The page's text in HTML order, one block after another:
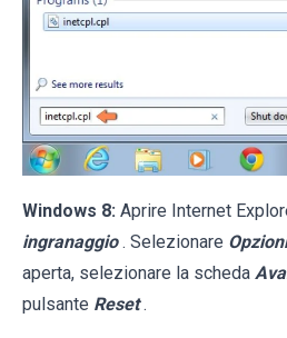
Windows 8: Aprire Internet
ingranaggio . Selezionare
aperta, selezionare la scheda
pulsante Reset .